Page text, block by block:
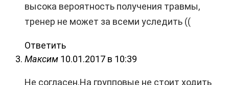
высока вероятность получения травмы,
тренер не может за всеми уследить ((
Ответить
Максим 10.01.2017 в 10:39
Не согласен.На групповые не стоит ходить